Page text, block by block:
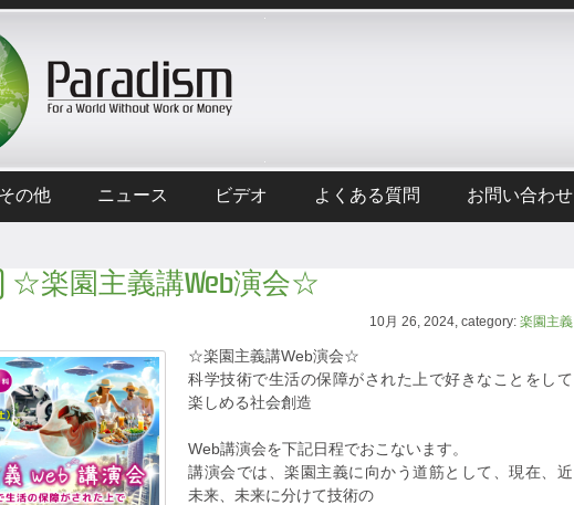
その他 ニュース ビデオ よくある質問 お問い合わせ
) ☆楽園主義講Web演会☆
10月 26, 2024, category: 楽園主義
☆楽園主義講Web演会☆
科学技術で生活の保障がされた上で好きなことをして
楽しめる社会創造
Web講演会を下記日程でおこないます。
講演会では、楽園主義に向かう道筋として、現在、近
未来、未来に分けて技術の